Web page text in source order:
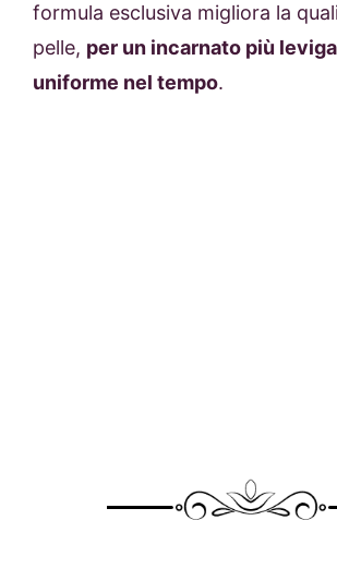
formula esclusiva migliora la
pelle, per un incarnato più
uniforme nel tempo.